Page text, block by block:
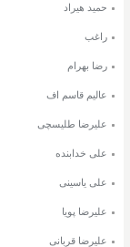
حمید هیراد
راغب
رضا بهرام
عالیم قاسم اف
علیرضا طلیسچی
علی خدابنده
علی یاسینی
علیرضا پویا
علیرضا قربانی